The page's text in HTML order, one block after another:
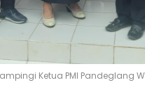
Ketua PMI Pandeglang